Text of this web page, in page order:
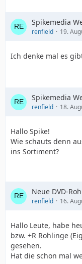
Spikemedia
renfield 19.
Ich denke mal es
Spikemedia
renfield 18.
Hallo Spike!
Wie schauts denn
ins Sortiment?
Neue DVD-
renfield 16.
Hallo Leute, habe
bzw. +R Rohlinge
gesehen.
Hat die schon mal